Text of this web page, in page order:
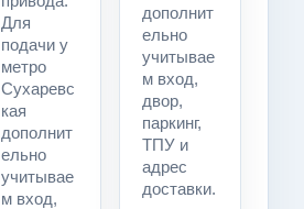
Для
подачи у
метро
Сухаревс
кая
дополнит
ельно
учитывае
м вход,
дополнит
ельно
учитывае
м вход,
двор,
паркинг,
ТПУ и
адрес
доставки.